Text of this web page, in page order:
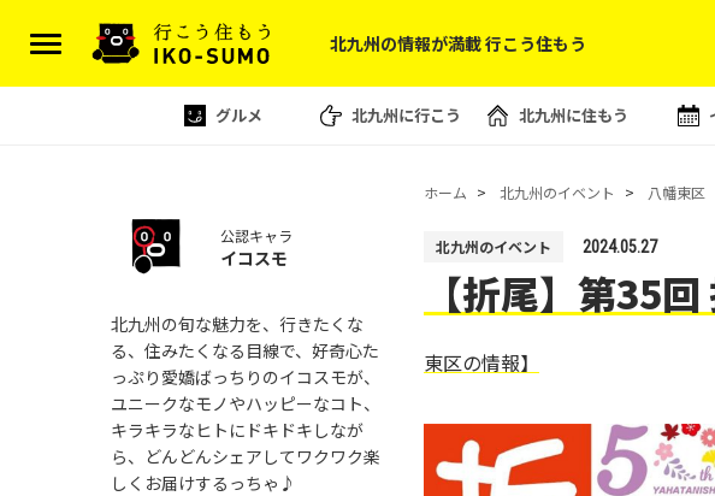
北九州の情報が満載 行こう住もう
グルメ 北九州に行こう 北九州に住もう
ホーム 北九州のイベント 八幡東区
北九州のイベント 2024.05.27
【折尾】第35
東区の情報】
公認キャラ
イコスモ
北九州の旬な魅力を、行きたくな
る、住みたくなる目線で、好奇心た
っぷり愛嬌ばっちりのイコスモが、
ユニークなモノやハッピーなコト、
キラキラなヒトにドキドキしなが
ら、どんどんシェアしてワクワク楽
しくお届けするっちゃ♪